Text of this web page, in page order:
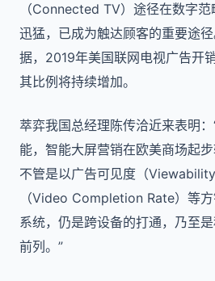
（Connected TV）途径在数字
迅猛，已成为触达顾客的重要途
据， 2019年美国联网电视广告开
其比例将持续增加。
萃弈我国总经理陈传洽近来表明
能，智能大屏营销在欧美商场起步
不管是以广告可见度（Viewability
（Video Completion Rate）等
系统，仍是跨设备的打通，乃至
前列。”